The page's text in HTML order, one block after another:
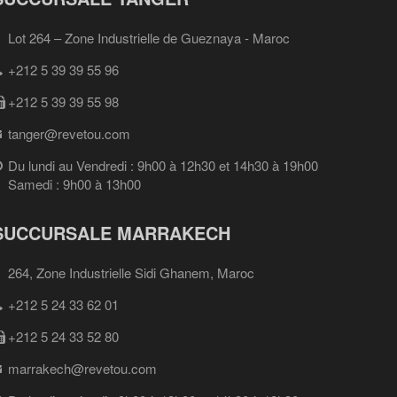
Lot 264 – Zone Industrielle de Gueznaya - Maroc
+212 5 39 39 55 96
+212 5 39 39 55 98
tanger@revetou.com
Du lundi au Vendredi : 9h00 à 12h30 et 14h30 à 19h00
Samedi : 9h00 à 13h00
MARRAKECH
264, Zone Industrielle Sidi Ghanem, Maroc
+212 5 24 33 62 01
+212 5 24 33 52 80
marrakech@revetou.com